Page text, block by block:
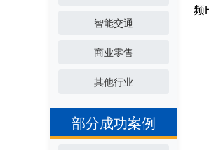
智能交通
商业零售
其他行业
部分成功案例
频